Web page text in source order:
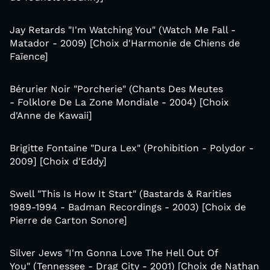
Jay Retards "I'm Watching You" (Watch Me Fall -
Matador - 2009) [Choix d'Harmonie de Chiens de
Faïence]
Bérurier Noir "Porcherie" (Chants Des Meutes
- Folklore De La Zone Mondiale - 2004) [Choix
d'Anne de Kawaii]
Brigitte Fontaine "Dura Lex" (Prohibition - Polydor -
2009] [Choix d'Eddy]
Swell "This Is How It Start" (Bastards & Rarities
1989-1994 - Badman Recordings - 2003) [Choix de
Pierre de Carton Sonore]
Silver Jews "I'm Gonna Love The Hell Out Of
You" (Tennessee - Drag City - 2001) [Choix de Nathan